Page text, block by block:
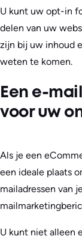
U kunt uw opt-in
delen van uw
zijn bij uw inhoud
weten te komen.
Een e-
voor uw
Als je een
een ideale plaats
mailadressen van
U kunt niet alleen